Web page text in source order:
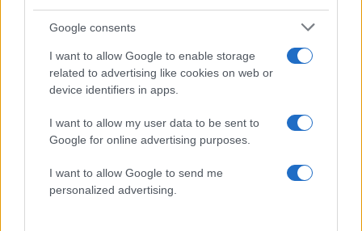
Google consents
I want to allow Google to enable storage
related to advertising like cookies on web or
device identifiers in apps.
I want to allow my user data to be sent to
Google for online advertising purposes.
I want to allow Google to send me
personalized advertising.
Οι Γερμανοί έστησαν καλά την ανάρτηση και
παρά τον ημιάκαμπτο άξονα πίσω δεν υστερεί σε
άνεση, ενώ το φόρτωσαν και με αρκετά
επιτάσσει η σύγχρονη αντίληψη για πιο ασφαλή
αυτοκίνητα.
Opel Corsa είναι ένα αυτοκίνητο που